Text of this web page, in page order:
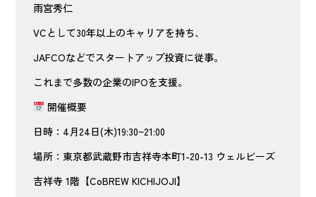
雨宮秀仁
VCとして30年以上のキャリアを持ち、
JAFCOなどでスタートアップ投資に従事。
これまで多数の企業のIPOを支援。
開催概要
日時：4月24日(木)19:30~21:00
場所：東京都武蔵野市吉祥寺本町1-20-13 ウェルビーズ
吉祥寺 1階【CoBREW KICHIJOJI】